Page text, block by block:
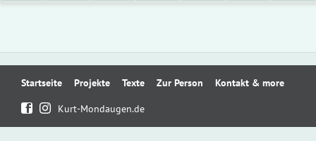
Navigation
Startseite Projekte Texte Zur Person Kontakt & more
Kurt-Mondaugen.de